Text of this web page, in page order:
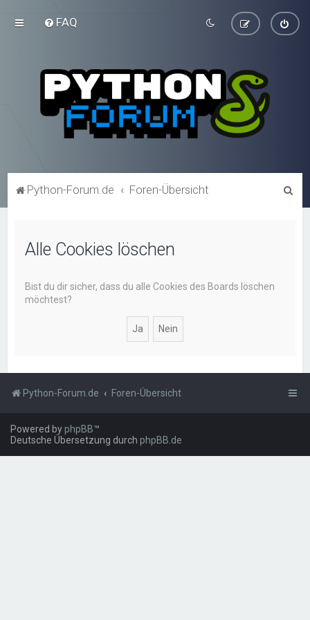
FAQ
Python-Forum.de Foren-Übersicht
Alle Cookies löschen
Bist du dir sicher, dass du alle Cookies des Boards löschen
möchtest?
Python-Forum.de Foren-Übersicht
Powered byphpBB™
Deutsche Übersetzung durch phpBB.de